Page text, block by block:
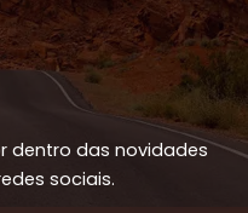
dentro das novidades
sociais.